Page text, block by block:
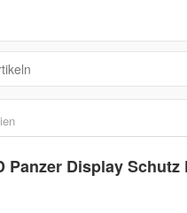
Panzer Display